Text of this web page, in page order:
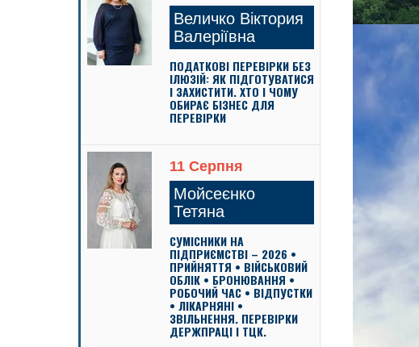
Величко Віктория
Валеріївна
ПОДАТКОВІ ПЕРЕВІРКИ БЕЗ
ІЛЮЗІЙ: ЯК ПІДГОТУВАТИСЯ
І ЗАХИСТИТИ. ХТО І ЧОМУ
ОБИРАЄ БІЗНЕС ДЛЯ
ПЕРЕВІРКИ
11 Серпня
Мойсеєнко
Тетяна
СУМІСНИКИ НА
ПІДПРИЄМСТВІ – 2026 •
ПРИЙНЯТТЯ • ВІЙСЬКОВИЙ
ОБЛІК • БРОНЮВАННЯ •
РОБОЧИЙ ЧАС • ВІДПУСТКИ
• ЛІКАРНЯНІ •
ЗВІЛЬНЕННЯ. ПЕРЕВІРКИ
ДЕРЖПРАЦІ І ТЦК.